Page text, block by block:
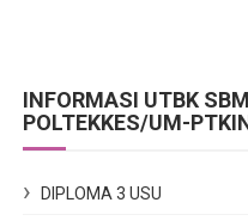
INFORMASI UTBK
POLTEKKES/UM-
DIPLOMA 3 USU